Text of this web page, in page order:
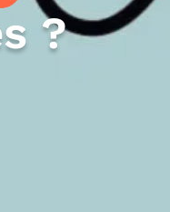
?